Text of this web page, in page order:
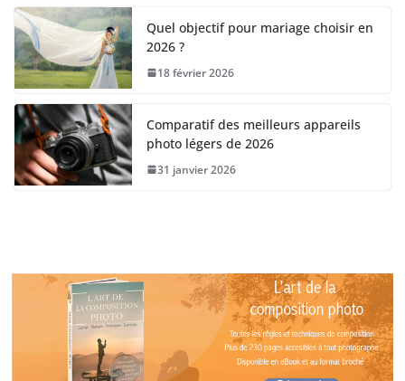
Quel objectif pour mariage choisir en
2026 ?
18 février 2026
Comparatif des meilleurs appareils
photo légers de 2026
31 janvier 2026